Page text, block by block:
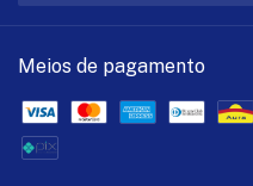
Meios de pagamento